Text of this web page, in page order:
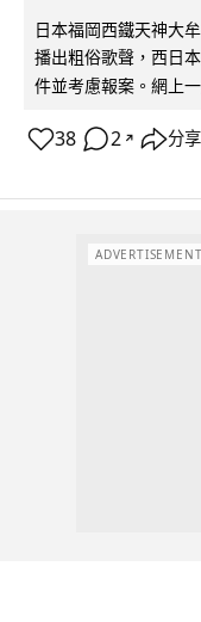
日本福岡西鐵天神大
播出粗俗歌聲，西日
件並考慮報案。網上
38 2 ↗ 分享
ADVERTISEMENT